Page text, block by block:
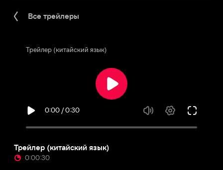
Все трейлеры
Трейлер (китайский язык)
0:00:30